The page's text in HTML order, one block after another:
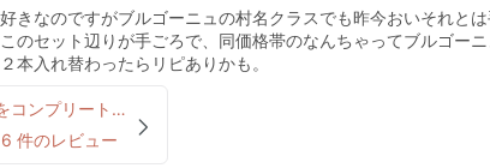
きなのですがブルゴーニュの村名クラスでも昨今おいそれとは
のセット辺りが手ごろで、同価格帯のなんちゃってブルゴー
主要産地をコンプリート！世界5カ国のピノ・ノワール5本セット
6 件のレビュー